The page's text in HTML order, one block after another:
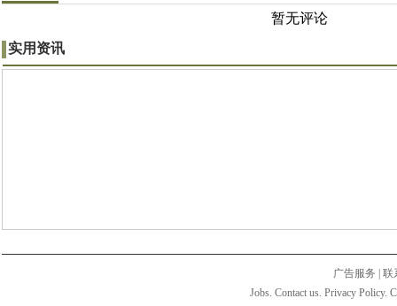
暂无评论
实用资讯
广告服务
联
Jobs. Contact us. Privacy Policy.